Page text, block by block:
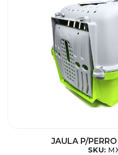
JAULA P/
SKU: